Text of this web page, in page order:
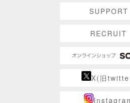
SUPPORT
RECRUIT
X(旧